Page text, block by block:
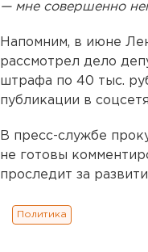
— мне совершенно
Напомним, в июне
рассмотрел дело
штрафа по 40 тыс.
публикации в
В пресс-службе
не готовы
проследит за
Политика